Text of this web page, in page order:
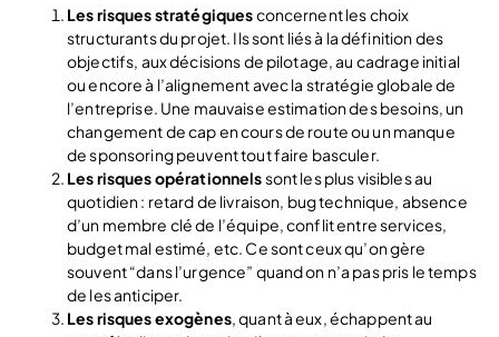
Les risques stratégiquesconcernent les choix
structurants du projet. Ils sont liés à la définition des
objectifs, aux décisions de pilotage, au cadrage initial
ou encore à l’alignement avec la stratégie globale de
l’entreprise. Une mauvaise estimation des besoins, un
changement de cap en cours de route ou un manque
de sponsoring peuvent tout faire basculer.
Les risques opérationnelssont les plus visibles au
quotidien : retard de livraison, bug technique, absence
d’un membre clé de l’équipe, conflit entre services,
budget mal estimé, etc. Ce sont ceux qu’on gère
souvent “dans l’urgence” quand on n’a pas pris le temps
de les anticiper.
Les risques exogènes, quant à eux, échappent au